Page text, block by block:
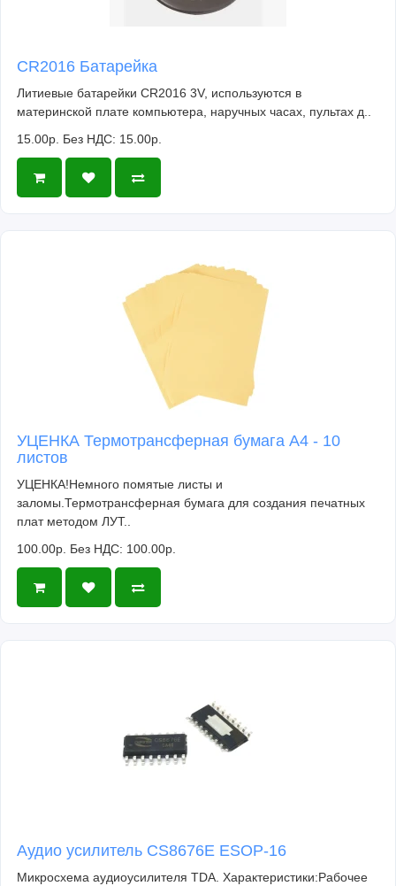
CR2016 Батарейка
Литиевые батарейки CR2016 3V, используются в
материнской плате компьютера, наручных часах, пультах д..
15.00р. Без НДС: 15.00р.
УЦЕНКА Термотрансферная бумага А4 - 10
листов
УЦЕНКА!Немного помятые листы и
заломы.Термотрансферная бумага для создания печатных
плат методом ЛУТ..
100.00р. Без НДС: 100.00р.
Аудио усилитель CS8676E ESOP-16
Микросхема аудиоусилителя TDA. Характеристики:Рабочее